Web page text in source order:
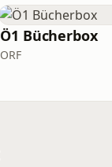
Ö1 Bücherbox
ORF